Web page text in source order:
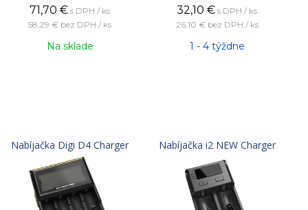
71,70 € s DPH / ks
58,29 € bez DPH / ks
Na sklade
32,10 € s DPH / ks
26,10 € bez DPH / ks
1 - 4 týždne
Nabíjačka Digi D4 Charger Nabíjačka i2 NEW Charger